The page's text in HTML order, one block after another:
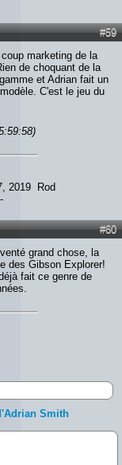
#59
marketing de la
de choquant de la
et Adrian fait un
C'est le jeu du
2019 Rod
#60
grand chose, la
des Gibson Explorer!
fait ce genre de
Smith